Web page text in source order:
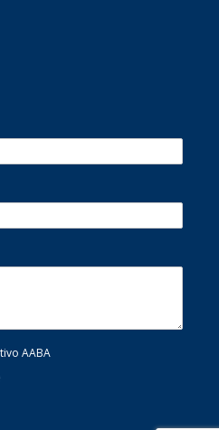
AABA